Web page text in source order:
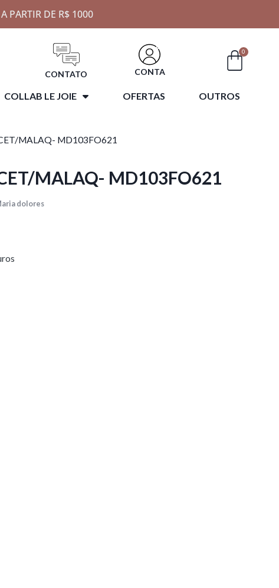
PARTIR DE R$ 1000
CONTATO CONTA
0
COLLAB LE JOIE OFERTAS OUTROS
MALAQ- MD103FO621
MALAQ- MD103FO621
dolores